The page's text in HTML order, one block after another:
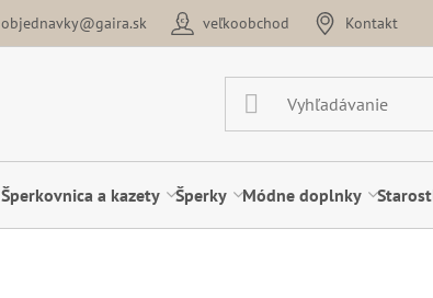
objednavky@gaira.sk veľkoobchod Kontakt
Šperkovnica a kazety Šperky Módne doplnky